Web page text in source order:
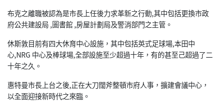
布克之離職被認為是市長上任後力求革新之行動,其中包括更換市政
府公共建設局 ,圖書館 ,房屋計劃局及警消部門之主管。
休斯敦目前有四大休育中心設施，其中包括英式足球場,本田中
心,NRG 中心及棒球場,全部設施至少超過十年，有的甚至己超過了二
十年之久。
惠特曼市長上台之後,正在大刀闊斧整頓市府人事，擴建會議中心，
以全面迎接新時代之來臨。